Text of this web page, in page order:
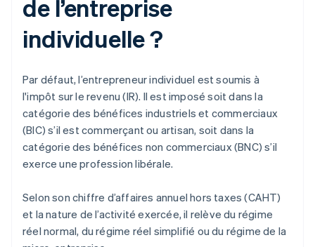
de l’entreprise
individuelle ?
Par défaut, l’entrepreneur individuel est soumis à
l'impôt sur le revenu (IR). Il est imposé soit dans la
catégorie des bénéfices industriels et commerciaux
(BIC) s’il est commerçant ou artisan, soit dans la
catégorie des bénéfices non commerciaux (BNC) s’il
exerce une profession libérale.
Selon son chiffre d’affaires annuel hors taxes (CAHT)
et la nature de l’activité exercée, il relève du régime
réel normal, du régime réel simplifié ou du régime de la